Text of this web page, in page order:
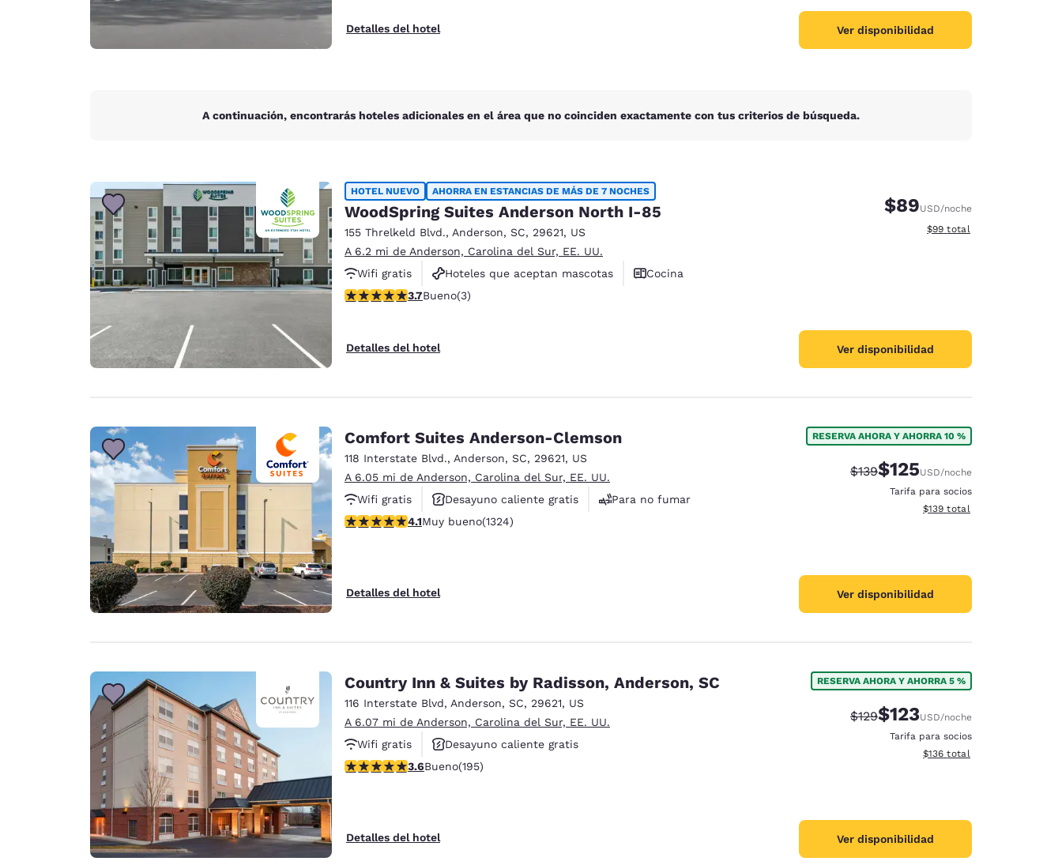
Detalles del hotel Ver disponibilidad
A continuación, encontrarás hoteles adicionales en el área que no coinciden exactamente con tus criterios de búsqueda.
HOTEL NUEVO AHORRA EN ESTANCIAS DE MÁS DE 7 NOCHES
WoodSpring Suites Anderson North I-85
155 Threlkeld Blvd., Anderson, SC, 29621, US
A 6.2 mi de Anderson, Carolina del Sur, EE. UU.
Wifi gratis
Hoteles que aceptan mascotas
Cocina
calificación de 3.67 estrellas. Bueno. 3 reseñas
3.7Bueno(3)
Detalles del hotel
$89USD/noche
Ver detalles del total
$99 total
Ver disponibilidad
Comfort Suites Anderson-Clemson
118 Interstate Blvd., Anderson, SC, 29621, US
A 6.05 mi de Anderson, Carolina del Sur, EE. UU.
Wifi gratis
Desayuno caliente gratis
Para no fumar
calificación de 4.14 estrellas. Muy bueno. 1324 reseñas
4.1Muy bueno(1324)
Detalles del hotel
RESERVA AHORA Y AHORRA 10 %
Precio tachado:
$139Precio con descuento:
$125USD/noche
Tarifa para socios
Ver detalles del total
$139 total
Ver disponibilidad
Country Inn & Suites by Radisson, Anderson, SC
116 Interstate Blvd, Anderson, SC, 29621, US
A 6.07 mi de Anderson, Carolina del Sur, EE. UU.
Wifi gratis
Desayuno caliente gratis
Hoteles que aceptan mascotas
calificación de 3.58 estrellas. Bueno. 195 reseñas
3.6Bueno(195)
Detalles del hotel
RESERVA AHORA Y AHORRA 5 %
Precio tachado:
$129Precio con descuento:
$123USD/noche
Tarifa para socios
Ver detalles del total
$136 total
Ver disponibilidad